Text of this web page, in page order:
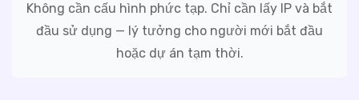
Không cần cấu hình phức tạp. Chỉ cần lấy IP và bắt
đầu sử dụng — lý tưởng cho người mới bắt đầu
hoặc dự án tạm thời.